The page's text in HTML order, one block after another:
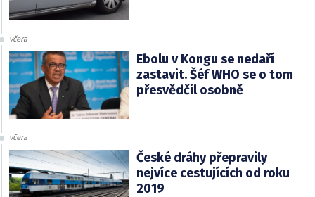
včera
Ebolu v Kongu se nedaří
zastavit. Šéf WHO se o tom
přesvědčil osobně
včera
České dráhy přepravily
nejvíce cestujících od roku
2019